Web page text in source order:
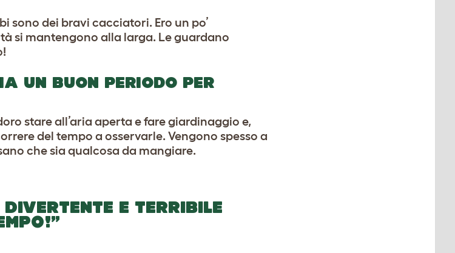
sono dei bravi cacciatori. Ero un po’
si mantengono alla larga. Le guardano
UN BUON PERIODO PER
stare all’aria aperta e fare giardinaggio e,
del tempo a osservarle. Vengono spesso a
che sia qualcosa da mangiare.
E TERRIBILE
!”